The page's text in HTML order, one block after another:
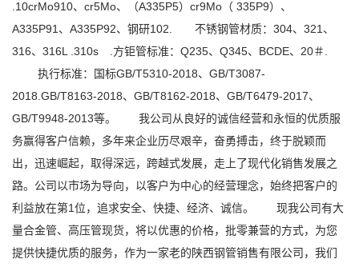
.10crMo910、cr5Mo、（A335P5）cr9Mo（ 335P9）、
A335P91、A335P92、钢研102. 不锈钢管材质：304、321、
316、316L .310s .方钜管标准：Q235、Q345、BCDE、20＃.
执行标准：国标GB/T5310-2018、GB/T3087-
2018.GB/T8163-2018、GB/T8162-2018、GB/T6479-2017、
GB/T9948-2013等。 我公司从良好的诚信经营和永恒的优质服
务赢得客户信赖，多年来企业历尽艰辛，奋勇搏击，终于脱颖而
出，迅速崛起，取得深远，跨越式发展，走上了现代化销售发展之
路。公司以市场为导向，以客户为中心的经营理念，始终把客户的
利益放在第1位，追求安全、快捷、经济、诚信。 现我公司有大
量合金管、高压管现货，将以优惠的价格，批零兼营的方式，为您
提供快捷优质的服务，作为一家老的陕西钢管销售有限公司，我们